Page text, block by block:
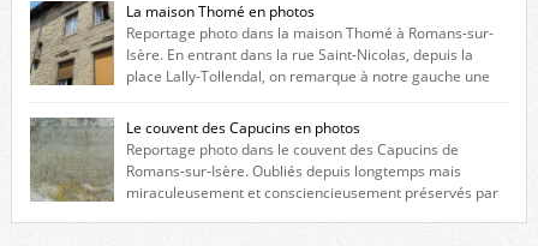
La maison Thomé en photos
Reportage photo dans la maison Thomé à Romans-sur-
Isère. En entrant dans la rue Saint-Nicolas, depuis la
place Lally-Tollendal, on remarque à notre gauche une
maison construite au XVIè siècle. Les deux façades sont ornées de
fenêtres jumelles à meneaux. Entre ces deux étages, on peut voir une
niche qui contient une statue de la Vierge. […]
Le couvent des Capucins en photos
Reportage photo dans le couvent des Capucins de
Romans-sur-Isère. Oubliés depuis longtemps mais
miraculeusement et consciencieusement préservés par